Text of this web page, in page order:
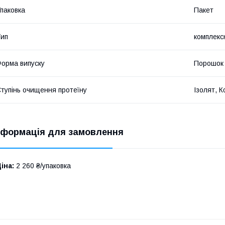
Пакет
випуску Порошок
очищення протеїну Ізолят,
для замовлення
2 260 ₴/упаковка